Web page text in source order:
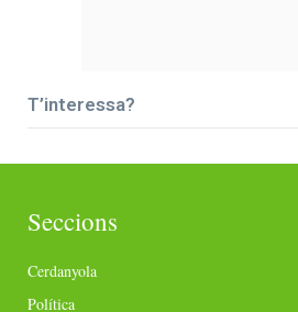
T’interessa?
Seccions
Cerdanyola
Política